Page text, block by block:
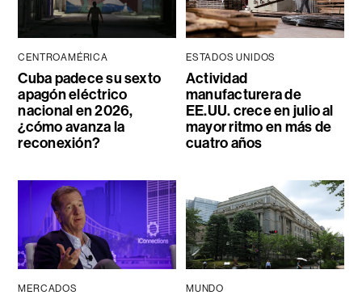
CENTROAMÉRICA
Cuba padece su sexto
apagón eléctrico
nacional en 2026,
¿cómo avanza la
reconexión?
ESTADOS UNIDOS
Actividad
manufacturera de
EE.UU. crece en julio al
mayor ritmo en más de
cuatro años
MERCADOS MUNDO